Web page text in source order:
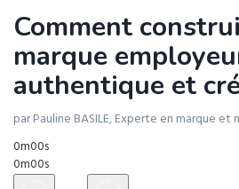
Comment
marque
authentique et
par Pauline BASILE, Experte en marque
0m00s
0m00s